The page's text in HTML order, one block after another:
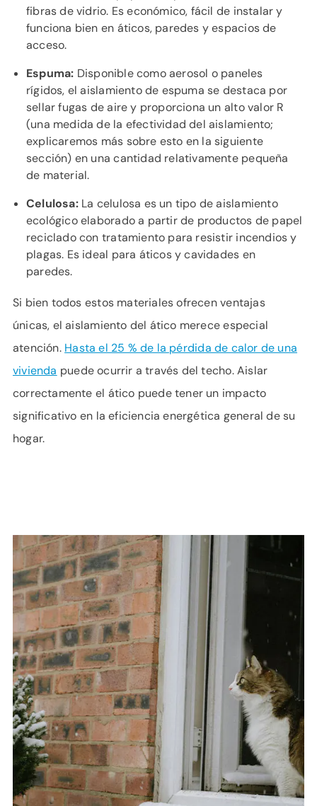
fibras de vidrio. Es económico, fácil de instalar y
funciona bien en áticos, paredes y espacios de
acceso.
Espuma: Disponible como aerosol o paneles
rígidos, el aislamiento de espuma se destaca por
sellar fugas de aire y proporciona un alto valor R
(una medida de la efectividad del aislamiento;
explicaremos más sobre esto en la siguiente
sección) en una cantidad relativamente pequeña
de material.
Celulosa:La celulosa es un tipo de aislamiento
ecológico elaborado a partir de productos de papel
reciclado con tratamiento para resistir incendios y
plagas. Es ideal para áticos y cavidades en
paredes.
Si bien todos estos materiales ofrecen ventajas
únicas, el aislamiento del ático merece especial
atención. Hasta el 25 % de la pérdida de calor de una
vivienda puede ocurrir a través del techo. Aislar
correctamente el ático puede tener un impacto
significativo en la eficiencia energética general de su
hogar.